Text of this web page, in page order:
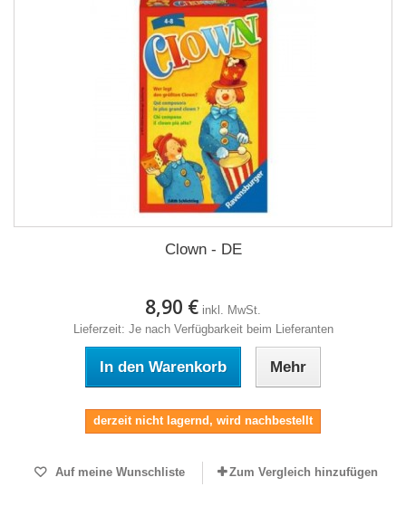
Clown - DE
8,90 € inkl. MwSt.
Lieferzeit: Je nach Verfügbarkeit beim Lieferanten
In den Warenkorb Mehr
derzeit nicht lagernd, wird nachbestellt
Auf meine Wunschliste Zum Vergleich hinzufügen